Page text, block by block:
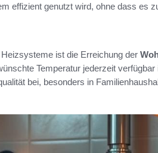
effizient genutzt wird, ohne dass es
ist die Erreichung der
Temperatur jederzeit
bei, besonders in